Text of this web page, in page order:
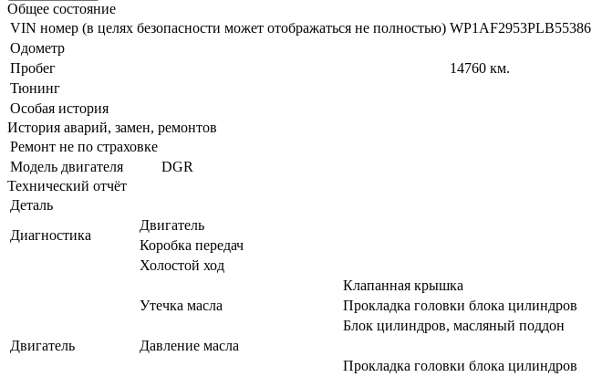
Общее состояние
VIN номер (в целях безопасности может отображаться не полностью) WP1AF2953PLB55386
Одометр
Пробег
14760 км.
Тюнинг
Особая история
История аварий, замен, ремонтов
Ремонт не по страховке
Модель двигателя
DGR
Технический отчёт
Деталь
Диагностика
Двигатель
Коробка передач
Двигатель
Холостой ход
Утечка масла
Клапанная крышка
Прокладка головки блока цилиндров
Блок цилиндров, масляный поддон
Давление масла
Прокладка головки блока цилиндров